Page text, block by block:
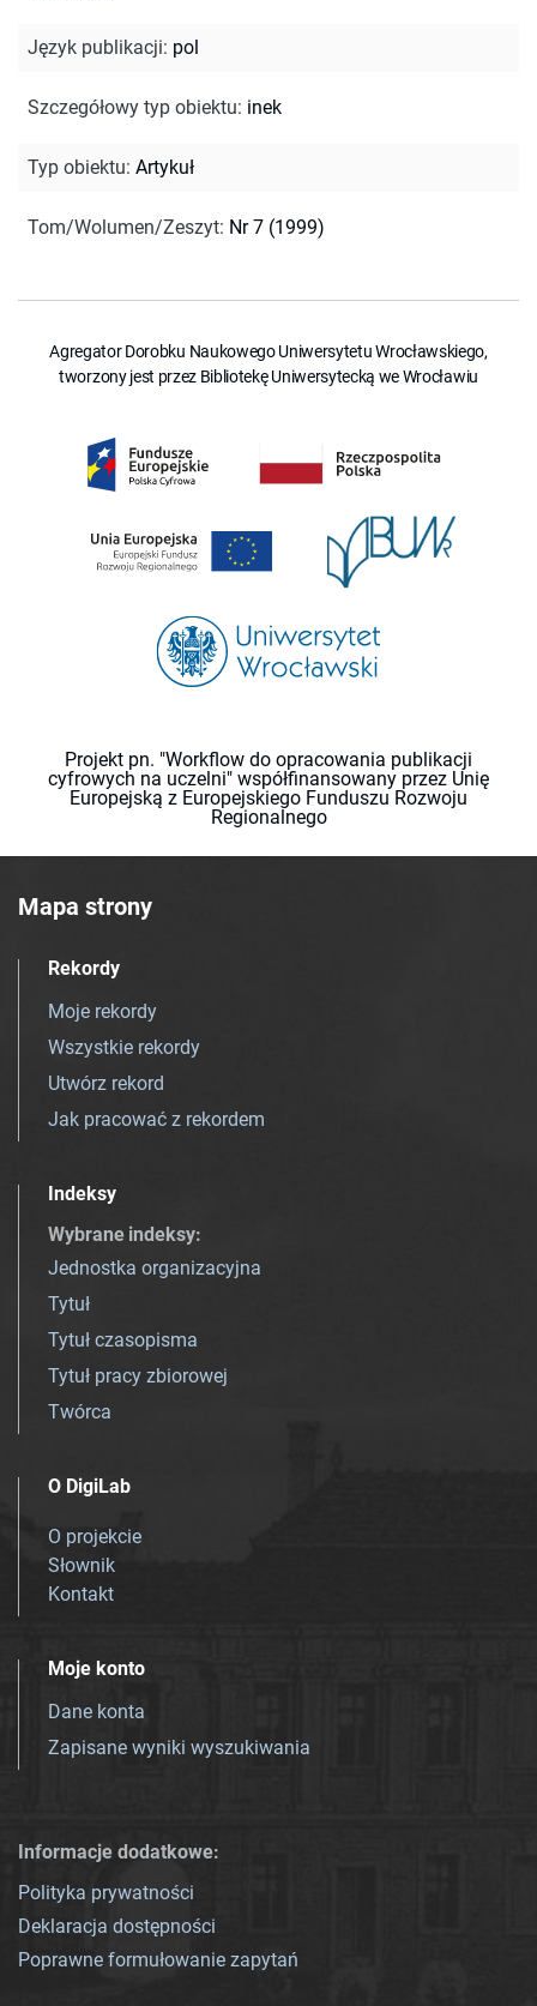
Język publikacji: pol
Szczegółowy typ obiektu: inek
Typ obiektu: Artykuł
Tom/Wolumen/Zeszyt: Nr 7 (1999)
Agregator Dorobku Naukowego Uniwersytetu Wrocławskiego,
tworzony jest przez Bibliotekę Uniwersytecką we Wrocławiu
Projekt pn. "Workflow do opracowania publikacji
cyfrowych na uczelni" współfinansowany przez Unię
Europejską z Europejskiego Funduszu Rozwoju
Regionalnego
Mapa strony
Rekordy
Moje rekordy
Wszystkie rekordy
Utwórz rekord
Jak pracować z rekordem
Indeksy
Wybrane indeksy:
Jednostka organizacyjna
Tytuł
Tytuł czasopisma
Tytuł pracy zbiorowej
Twórca
O DigiLab
O projekcie
Słownik
Kontakt
Moje konto
Dane konta
Zapisane wyniki wyszukiwania
Informacje dodatkowe:
Polityka prywatności
Deklaracja dostępności
Poprawne formułowanie zapytań